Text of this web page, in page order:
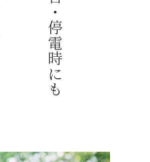
災害・停電時にも